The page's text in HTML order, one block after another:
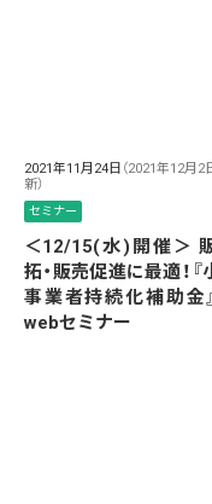
2021年11月24日 （2021年12月2
新）
セミナー
＜12/15(水)開催＞
拓・販売促進に最適！
事業者持続化補助金
webセミナー